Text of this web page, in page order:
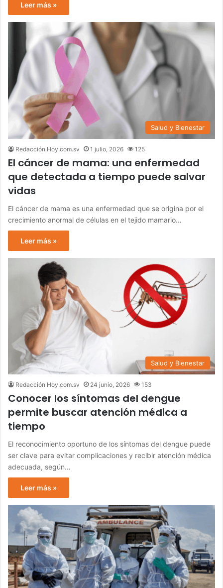
Leer más »
Salud y Bienestar
Redacción Hoy.com.sv 1 julio, 2026 125
El cáncer de mama: una enfermedad
que detectada a tiempo puede salvar
vidas
El cáncer de mama es una enfermedad que se origina por el
crecimiento anormal de células en el tejido mamario…
Leer más »
Salud y Bienestar
Redacción Hoy.com.sv 24 junio, 2026 153
Conocer los síntomas del dengue
permite buscar atención médica a
tiempo
El reconocimiento oportuno de los síntomas del dengue puede
ser clave para evitar complicaciones y recibir atención médica
adecuada, según…
Leer más »